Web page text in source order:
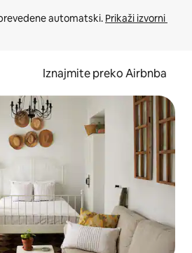
automatski. Prikaži izvorni
Iznajmite preko Airbnba